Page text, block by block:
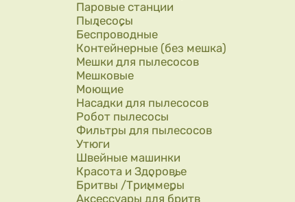
Паровые станции
Пылесосы
Беспроводные
Контейнерные (без мешка)
Мешки для пылесосов
Мешковые
Моющие
Насадки для пылесосов
Робот пылесосы
Фильтры для пылесосов
Утюги
Швейные машинки
Красота и Здоровье
Бритвы /Триммеры
Аксессуары для бритв